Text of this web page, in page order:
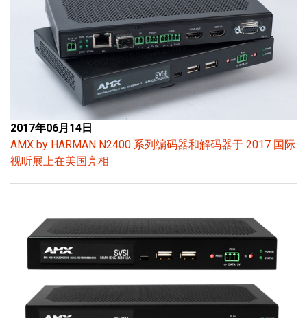
2017年06月14日
AMX by HARMAN N2400 系列编码器和解码器于 2017 国际
视听展上在美国亮相